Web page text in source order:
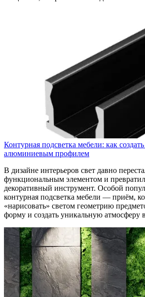
Контурная подсветка мебели: как
алюминиевым профилем
В дизайне интерьеров свет давно
функциональным элементом и
декоративный инструмент. Особой
контурная подсветка мебели — приём,
«нарисовать» светом геометрию
форму и создать уникальную атмосферу